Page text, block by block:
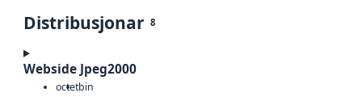
Distribusjonar 8
Webside Jpeg2000
octetbin